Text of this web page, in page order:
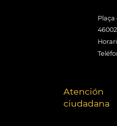
Plaça
Atención
ciudadana